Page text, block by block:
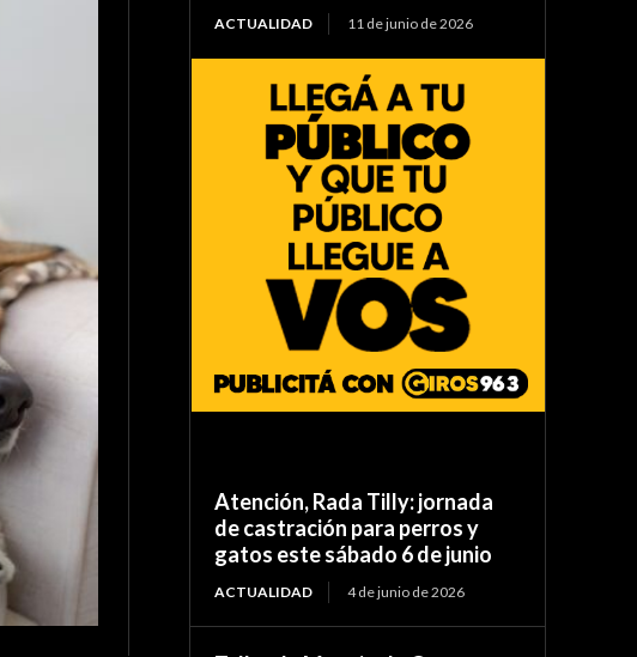
ACTUALIDAD 11 de junio de 2026
Atención, Rada Tilly: jornada
de castración para perros y
gatos este sábado 6 de junio
ACTUALIDAD 4 de junio de 2026